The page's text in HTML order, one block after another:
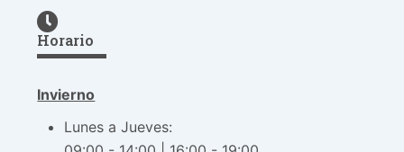
Horario
Invierno
Lunes a Jueves: